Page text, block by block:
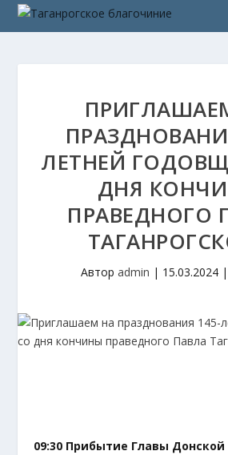
ЛЕТНЕЙ
ДНЯ
ПРАВЕДНОГО
Автор admin | 15.03.2024|
09:30 Прибытие Главы